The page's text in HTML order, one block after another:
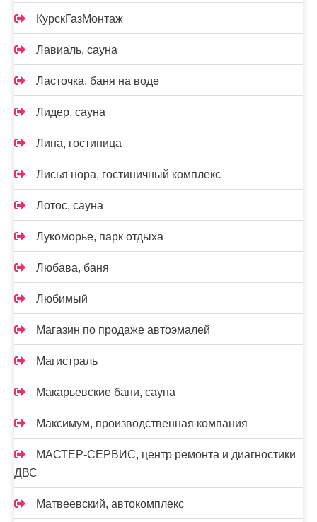
КурскГазМонтаж
Лавиаль, сауна
Ласточка, баня на воде
Лидер, сауна
Лина, гостиница
Лисья нора, гостиничный комплекс
Лотос, сауна
Лукоморье, парк отдыха
Любава, баня
Любимый
Магазин по продаже автоэмалей
Магистраль
Макарьевские бани, сауна
Максимум, производственная компания
МАСТЕР-СЕРВИС, центр ремонта и диагностики
ДВС
Матвеевский, автокомплекс